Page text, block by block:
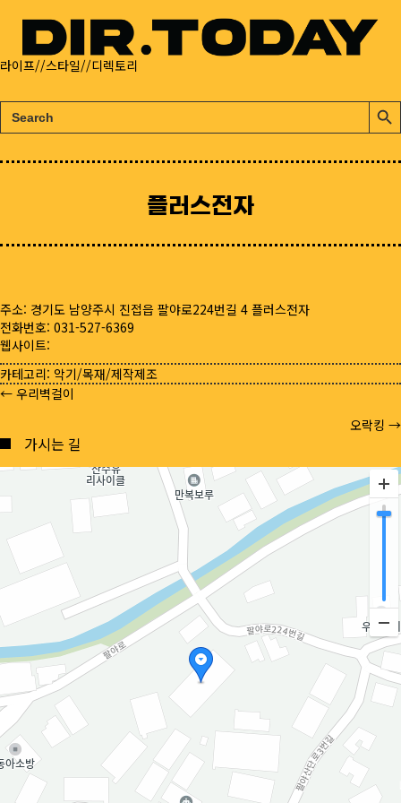
라이프//스타일//디렉토리
검
색:
검
색
튼
플러스전자
주소: 경기도 남양주시 진접읍 팔야로224번길 4 플러스전자
전화번호: 031-527-6369
웹사이트:
카테고리: 악기/목재/제작제조
Posts
navigation
← 우리벽걸이
오락킹 →
가시는 길